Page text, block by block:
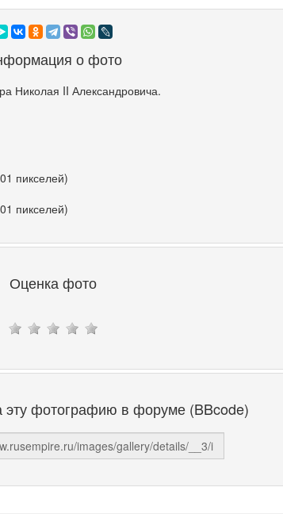
о фото
Николая II Александровича.
пикселей)
пикселей)
Оценка фото
эту фотографию в форуме (BBcode)